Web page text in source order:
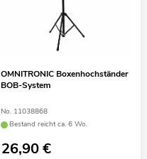
OMNITRONIC Boxenhochständer
BOB-System
No. 11038868
Bestand reicht ca. 6 Wo.
26,90€